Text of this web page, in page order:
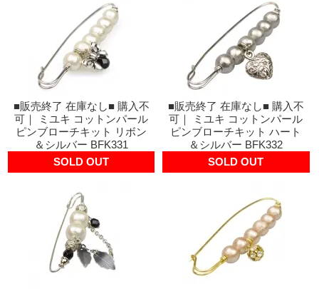
■販売終了 在庫なし■ 購入不
可｜ ミユキ コットンパール
ピンブローチキット リボン
＆シルバー BFK331
SOLD OUT
■販売終了 在庫なし■ 購入不
可｜ ミユキ コットンパール
ピンブローチキット ハート
＆シルバー BFK332
SOLD OUT